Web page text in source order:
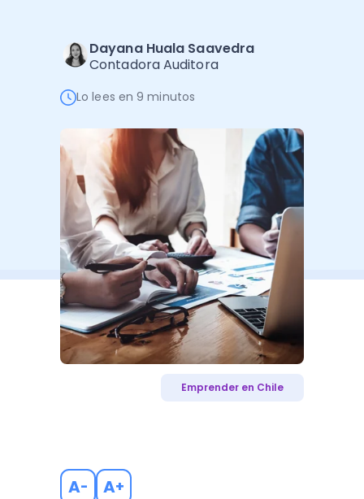
Software Factura y Administración
Autores
Dayana Huala Saavedra
Contadora Auditora
Lo lees en 9 minutos
Emprender en Chile
A- A+